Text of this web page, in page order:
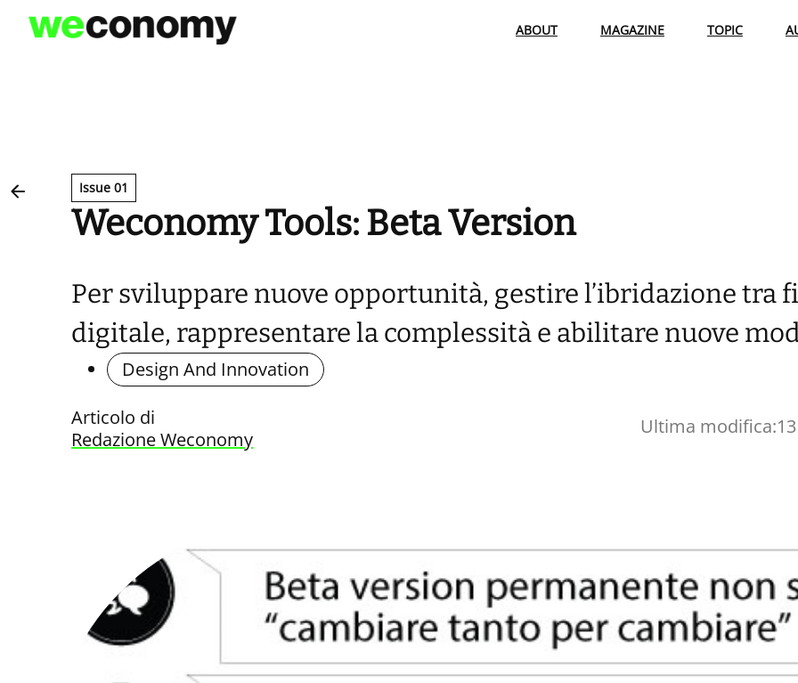
Vai
ABOUT MAGAZINE TOPIC
Issue 01
Weconomy Tools: Beta Version
Per sviluppare nuove opportunità, gestire l’ibridazione tra
digitale, rappresentare la complessità e abilitare nuove
Design And Innovation
Articolo di
Redazione Weconomy
Ultima modifica: